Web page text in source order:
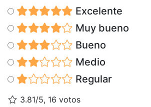
Excelente
Muy bueno
Bueno
Medio
Regular
3.81/5, 16 votos